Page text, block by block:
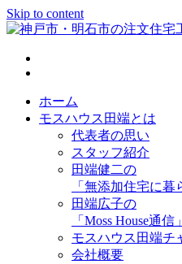
Skip to content
神戸市・明石市の注文住宅
ホーム
モスハウス田端とは
代表者の思い
スタッフ紹介
田端健二の
「無添加住宅に暮
田端広子の
「Moss House通信」
モスハウス田端チ
会社概要